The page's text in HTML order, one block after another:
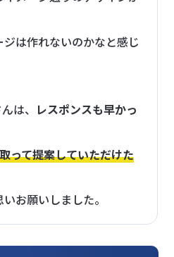
は作れないのかなと感じ
は、 レスポンスも早かっ
って提案していただけた
お願いしました。